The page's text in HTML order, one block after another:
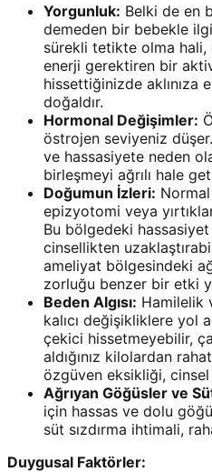
Yorgunluk: Belki de en
demeden bir bebekle
sürekli tetikte olma
enerji gerektiren bir
hissettiğinizde aklınıza
doğaldır.
Hormonal Değişimler:
östrojen seviyeniz
ve hassasiyete neden
birleşmeyi ağrılı hale
Doğumun İzleri:
epizyotomi veya
Bu bölgedeki
cinsellikten
ameliyat bölgesindeki
zorluğu benzer bir etki
Beden Algısı: Hamilelik
kalıcı değişikliklere yol
çekici hissetmeyebilir,
aldığınız kilolardan
özgüven eksikliği,
Ağrıyan Göğüsler ve Süt
için hassas ve dolu
süt sızdırma ihtimali,
Duygusal Faktörler: